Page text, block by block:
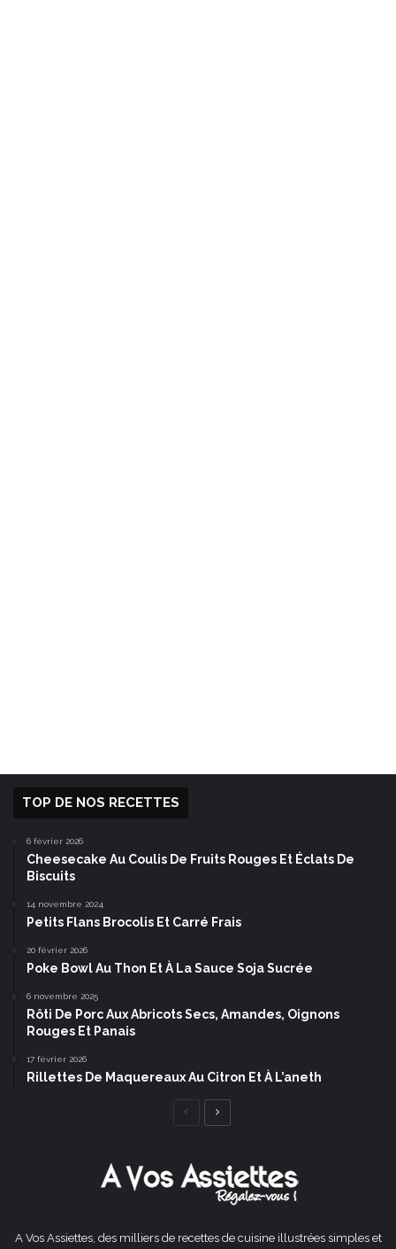
TOP DE NOS RECETTES
6 février 2026
Cheesecake Au Coulis De Fruits Rouges Et Éclats De
Biscuits
14 novembre 2024
Petits Flans Brocolis Et Carré Frais
20 février 2026
Poke Bowl Au Thon Et À La Sauce Soja Sucrée
6 novembre 2025
Rôti De Porc Aux Abricots Secs, Amandes, Oignons
Rouges Et Panais
17 février 2026
Rillettes De Maquereaux Au Citron Et À L’aneth
Page
A Vos Assiettes, des milliers de recettes de cuisine illustrées simples et